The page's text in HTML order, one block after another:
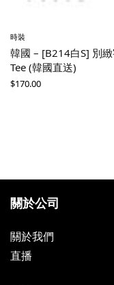
時裝
韓國 – [B214白S] 別
Tee (韓國直送)
$170.00
關於公司
關於我們
直播